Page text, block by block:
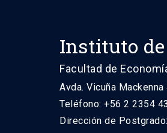
Instituto
Facultad de
Avda. Vicuña
Teléfono: +56 2 2354
Dirección de